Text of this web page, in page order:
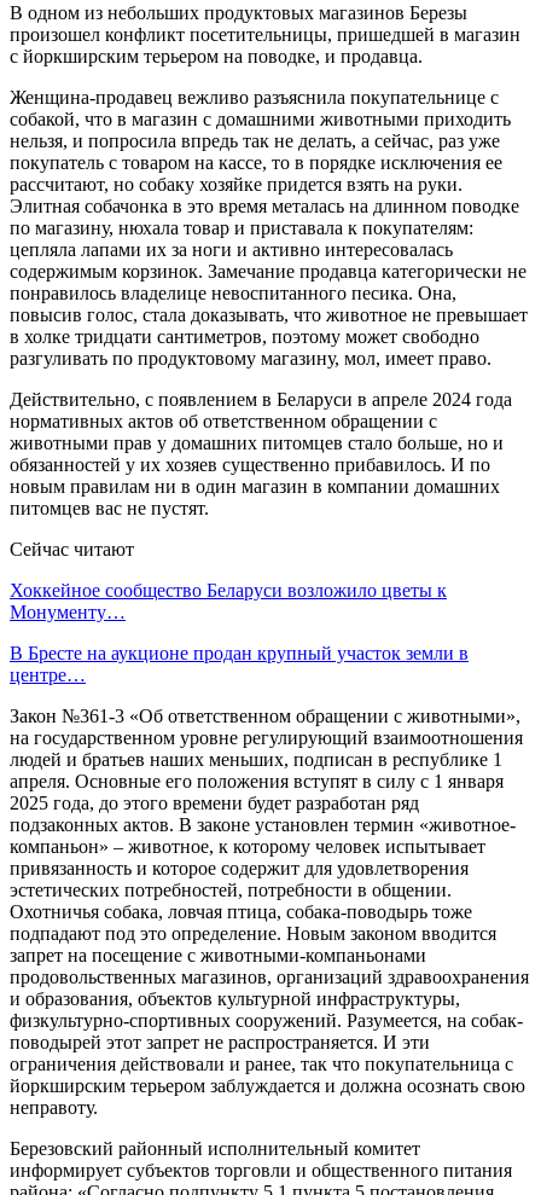
В одном из небольших продуктовых магазинов Березы
произошел конфликт посетительницы, пришедшей в магазин
с йоркширским терьером на поводке, и продавца.
Женщина-продавец вежливо разъяснила покупательнице с
собакой, что в магазин с домашними животными приходить
нельзя, и попросила впредь так не делать, а сейчас, раз уже
покупатель с товаром на кассе, то в порядке исключения ее
рассчитают, но собаку хозяйке придется взять на руки.
Элитная собачонка в это время металась на длинном поводке
по магазину, нюхала товар и приставала к покупателям:
цепляла лапами их за ноги и активно интересовалась
содержимым корзинок. Замечание продавца категорически не
понравилось владелице невоспитанного песика. Она,
повысив голос, стала доказывать, что животное не превышает
в холке тридцати сантиметров, поэтому может свободно
разгуливать по продуктовому магазину, мол, имеет право.
Действительно, с появлением в Беларуси в апреле 2024 года
нормативных актов об ответственном обращении с
животными прав у домашних питомцев стало больше, но и
обязанностей у их хозяев существенно прибавилось. И по
новым правилам ни в один магазин в компании домашних
питомцев вас не пустят.
Сейчас читают
Хоккейное сообщество Беларуси возложило цветы к
Монументу…
В Бресте на аукционе продан крупный участок земли в
центре…
Закон №361-3 «Об ответственном обращении с животными»,
на государственном уровне регулирующий взаимоотношения
людей и братьев наших меньших, подписан в республике 1
апреля. Основные его положения вступят в силу с 1 января
2025 года, до этого времени будет разработан ряд
подзаконных актов. В законе установлен термин «животное-
компаньон» – животное, к которому человек испытывает
привязанность и которое содержит для удовлетворения
эстетических потребностей, потребности в общении.
Охотничья собака, ловчая птица, собака-поводырь тоже
подпадают под это определение. Новым законом вводится
запрет на посещение с животными-компаньонами
продовольственных магазинов, организаций здравоохранения
и образования, объектов культурной инфраструктуры,
физкультурно-спортивных сооружений. Разумеется, на собак-
поводырей этот запрет не распространяется. И эти
ограничения действовали и ранее, так что покупательница с
йоркширским терьером заблуждается и должна осознать свою
неправоту.
Березовский районный исполнительный комитет
информирует субъектов торговли и общественного питания